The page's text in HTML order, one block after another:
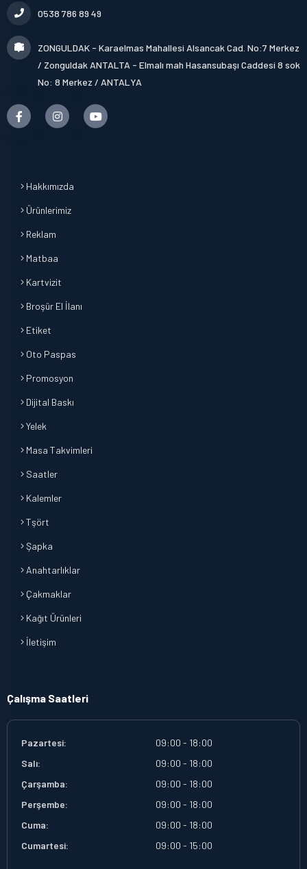
0538 786 89 49
ZONGULDAK - Karaelmas Mahallesi Alsancak Cad. No:7 Merkez
/ Zonguldak ANTALTA - Elmalı mah Hasansubaşı Caddesi 8 sok
No: 8 Merkez / ANTALYA
Hakkımızda
Ürünlerimiz
Reklam
Matbaa
Kartvizit
Broşür El İlanı
Etiket
Oto Paspas
Promosyon
Dijital Baskı
Yelek
Masa Takvimleri
Saatler
Kalemler
Tşört
Şapka
Anahtarlıklar
Çakmaklar
Kağıt Ürünleri
İletişim
Çalışma Saatleri
Pazartesi:
09:00 - 18:00
Salı:
09:00 - 18:00
Çarşamba:
09:00 - 18:00
Perşembe:
09:00 - 18:00
Cuma:
09:00 - 18:00
Cumartesi:
09:00 - 15:00